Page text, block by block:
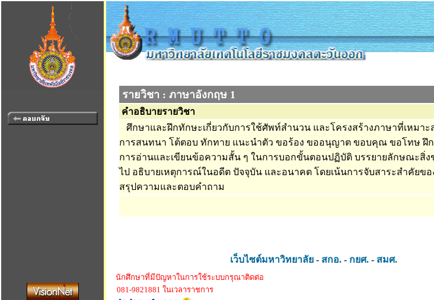
รายวิชา : ภาษาอังกฤษ 1
คำอธิบายรายวิชา
ศึกษาและฝึกทักษะเกี่ยวกับการใช้ศัพท์สำนวน และโครงสร้างภาษาที่เหมาะ
การสนทนา โต้ตอบ ทักทาย แนะนำตัว ขอร้อง ขออนุญาต ขอบคุณ ขอโทษ ฝึ
การอ่านและเขียนข้อความสั้น ๆ ในการบอกขั้นตอนปฏิบัติ บรรยายลักษณะสิ่ง
ไป อธิบายเหตุการณ์ในอดีต ปัจจุบัน และอนาคต โดยเน้นการจับสาระสำคัยขอ
สรุปความและตอบคำถาม
เว็บไซต์มหาวิทยาลัย - สกอ. - กยศ. - สมศ.
นักศึกษาที่มีปัญหาในการใช้ระบบกรุณาติดต่อ
081-9821881 ในเวลาราชการ